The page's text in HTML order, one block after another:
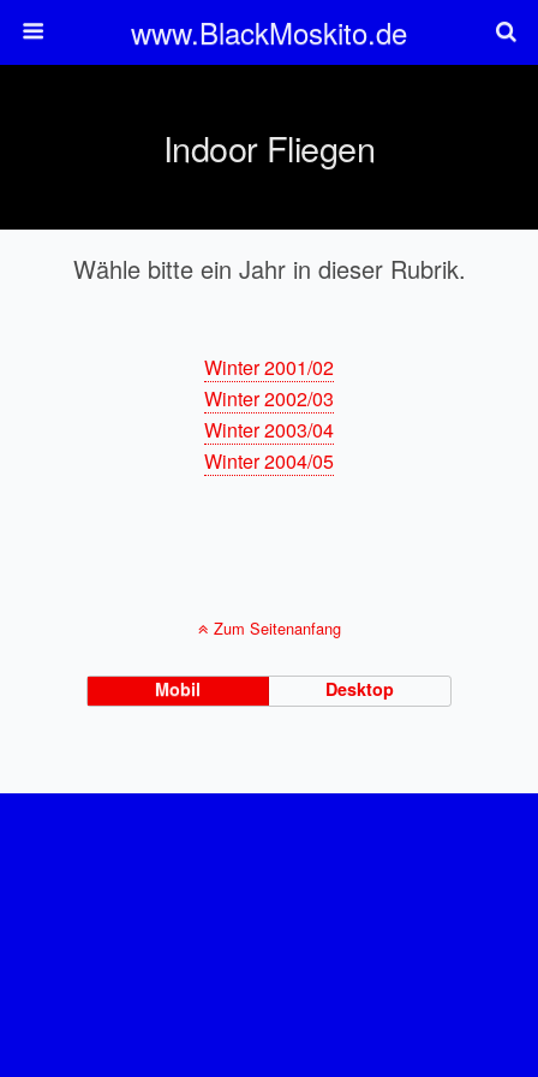
www.BlackMoskito.de
Indoor Fliegen
Wähle bitte ein Jahr in dieser Rubrik.
Winter 2001/02
Winter 2002/03
Winter 2003/04
Winter 2004/05
Zum Seitenanfang
Mobil Desktop